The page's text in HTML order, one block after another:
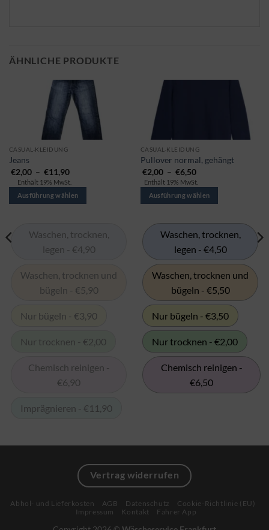
ÄHNLICHE PRODUKTE
CASUAL-KLEIDUNG
Jeans
€2,00 – €11,90
bis
€11,90
Enthält 19% MwSt.
Ausführung wählen
Dieses
Produkt
gibt
es
Die
ausgewählt
Waschen, trocknen,
legen - €4,90
Waschen, trocknen und
bügeln - €5,90
Nur bügeln - €3,90
Nur trocknen - €2,00
Chemisch reinigen -
€6,90
Imprägnieren - €11,90
CASUAL-KLEIDUNG
Pullover normal, gehängt
€2,00 – €6,50
bis
€6,50
Enthält 19% MwSt.
Ausführung wählen
Dieses
Produkt
gibt
es
Varianten.
Die
Optionen
können
auf
der
Produktseite
ausgewählt
werden
Waschen, trocknen,
legen - €4,50
Waschen, trocknen und
bügeln - €5,50
Nur bügeln - €3,50
Nur trocknen - €2,00
Chemisch reinigen -
€6,50
Vertrag widerrufen
Abhol- und Lieferkosten AGB Datenschutz
Cookie-Richtlinie (EU)
Impressum
Kontakt Fahrer App